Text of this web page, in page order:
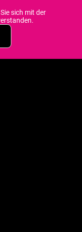
sich mit der